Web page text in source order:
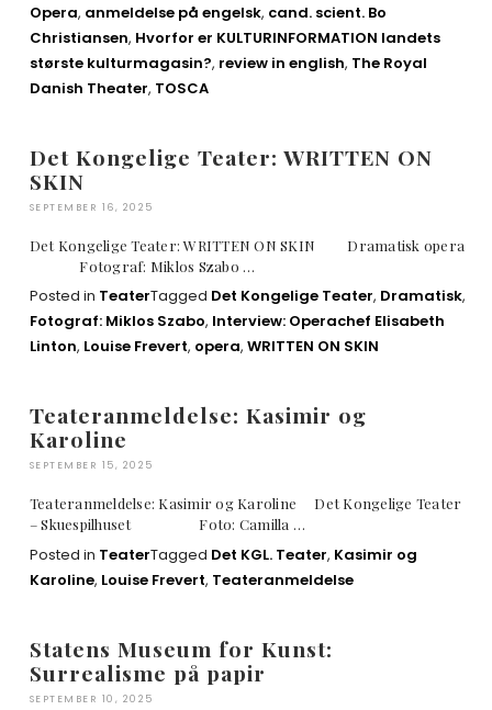
Opera, anmeldelse på engelsk, cand. scient. Bo
Christiansen, Hvorfor er KULTURINFORMATION landets
største kulturmagasin?, review in english, The Royal
Danish Theater, TOSCA
Det Kongelige Teater: WRITTEN ON
SKIN
SEPTEMBER 16, 2025
Det Kongelige Teater: WRITTEN ON SKIN Dramatisk opera
Fotograf: Miklos Szabo …
Posted in TeaterTagged Det Kongelige Teater, Dramatisk,
Fotograf: Miklos Szabo, Interview: Operachef Elisabeth
Linton, Louise Frevert, opera, WRITTEN ON SKIN
Teateranmeldelse: Kasimir og
Karoline
SEPTEMBER 15, 2025
Teateranmeldelse: Kasimir og Karoline Det Kongelige Teater
– Skuespilhuset Foto: Camilla …
Posted in TeaterTagged Det KGL. Teater, Kasimir og
Karoline, Louise Frevert, Teateranmeldelse
Statens Museum for Kunst:
Surrealisme på papir
SEPTEMBER 10, 2025